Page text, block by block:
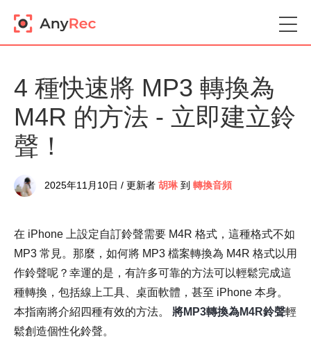
4 種快速將 MP3 轉換為
M4R 的方法 - 立即建立鈴
聲！
2025年11月10日 / 更新者 胡琳 到 轉換音頻
在 iPhone 上設定自訂鈴聲需要 M4R 格式，這種格式不如
MP3 常見。那麼，如何將 MP3 檔案轉換為 M4R 格式以用
作鈴聲呢？幸運的是，有許多可靠的方法可以輕鬆完成這
種轉換，包括線上工具、桌面軟體，甚至 iPhone 本身。
本指南將介紹四種有效的方法。 將MP3轉換為M4R鈴聲輕
鬆創造個性化鈴聲。